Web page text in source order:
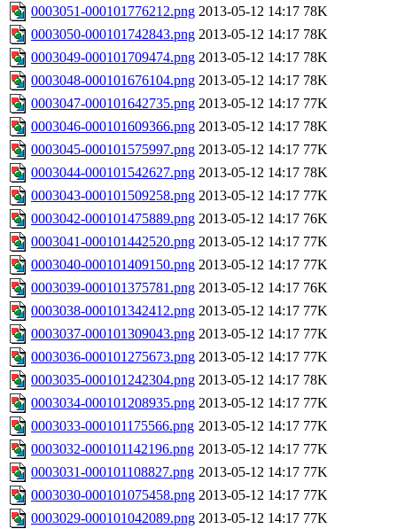
0003051-000101776212.png 2013-05-12 14:17 78K
0003050-000101742843.png 2013-05-12 14:17 78K
0003049-000101709474.png 2013-05-12 14:17 78K
0003048-000101676104.png 2013-05-12 14:17 78K
0003047-000101642735.png 2013-05-12 14:17 77K
0003046-000101609366.png 2013-05-12 14:17 78K
0003045-000101575997.png 2013-05-12 14:17 77K
0003044-000101542627.png 2013-05-12 14:17 78K
0003043-000101509258.png 2013-05-12 14:17 77K
0003042-000101475889.png 2013-05-12 14:17 76K
0003041-000101442520.png 2013-05-12 14:17 77K
0003040-000101409150.png 2013-05-12 14:17 77K
0003039-000101375781.png 2013-05-12 14:17 76K
0003038-000101342412.png 2013-05-12 14:17 77K
0003037-000101309043.png 2013-05-12 14:17 77K
0003036-000101275673.png 2013-05-12 14:17 77K
0003035-000101242304.png 2013-05-12 14:17 78K
0003034-000101208935.png 2013-05-12 14:17 77K
0003033-000101175566.png 2013-05-12 14:17 77K
0003032-000101142196.png 2013-05-12 14:17 77K
0003031-000101108827.png 2013-05-12 14:17 77K
0003030-000101075458.png 2013-05-12 14:17 77K
0003029-000101042089.png 2013-05-12 14:17 77K